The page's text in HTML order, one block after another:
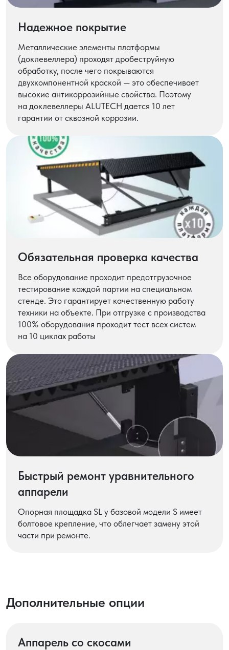
Надежное покрытие
Металлические элементы платформы
(доклевеллера) проходят дробеструйную
обработку, после чего покрываются
двухкомпонентной краской — это обеспечивает
высокие антикоррозийные свойства. Поэтому
на доклевеллеры ALUTECH дается 10 лет
гарантии от сквозной коррозии.
Обязательная проверка качества
Все оборудование проходит предотгрузочное
тестирование каждой партии на специальном
стенде. Это гарантирует качественную работу
техники на объекте. При отгрузке с производства
100% оборудования проходит тест всех систем
на 10 циклах работы
Быстрый ремонт уравнительного
аппарели
Опорная площадка SL у базовой модели S имеет
болтовое крепление, что облегчает замену этой
части при ремонте.
Дополнительные опции
Аппарель со скосами